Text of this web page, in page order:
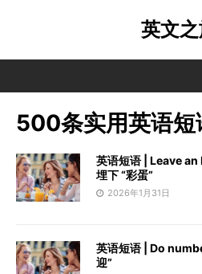
英文
500条实用英语短
英语短语 | Leave
埋下 “彩蛋”
2026年1月31日
英语短语 | Do
迎”